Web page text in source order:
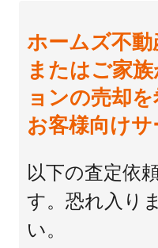
ホームズ不
またはご家
ョンの売却
お客様向け
以下の査定依
す。恐れ入り
い。